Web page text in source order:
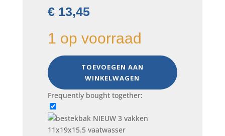
€13,45
1 op voorraad
bestekbak
NIEUW
3
vakken
11x19x15.5
vaatwasser
TOEVOEGEN AAN
WINKELWAGEN
Frequently bought together: